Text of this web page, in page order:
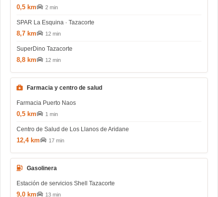
0,5 km 2 min
SPAR La Esquina · Tazacorte
8,7 km 12 min
SuperDino Tazacorte
8,8 km 12 min
Farmacia y centro de salud
Farmacia Puerto Naos
0,5 km 1 min
Centro de Salud de Los Llanos de Aridane
12,4 km 17 min
Gasolinera
Estación de servicios Shell Tazacorte
9,0 km 13 min